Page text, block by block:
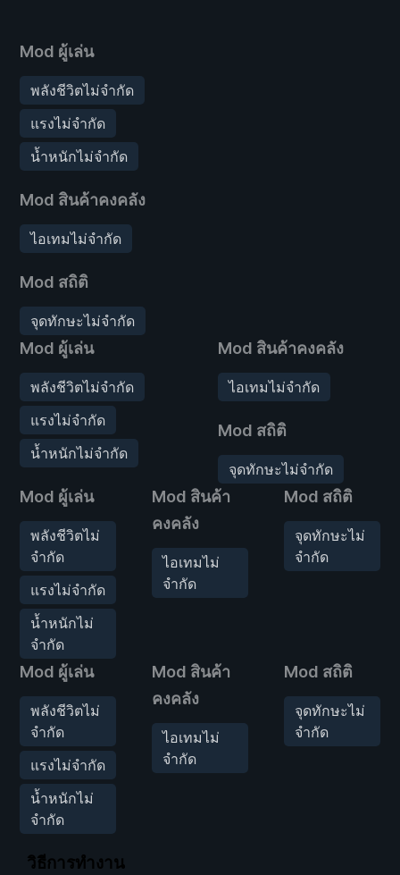
Mod ผู้เล่น
พลังชีวิตไม่จำกัด
แรงไม่จำกัด
น้ำหนักไม่จำกัด
Mod สินค้าคงคลัง
ไอเทมไม่จำกัด
Mod สถิติ
จุดทักษะไม่จำกัด
Mod ผู้เล่น
พลังชีวิตไม่จำกัด
แรงไม่จำกัด
น้ำหนักไม่จำกัด
Mod สินค้าคงคลัง
ไอเทมไม่จำกัด
Mod สถิติ
จุดทักษะไม่จำกัด
Mod ผู้เล่น
พลังชีวิตไม่
จำกัด
แรงไม่จำกัด
น้ำหนักไม่
จำกัด
Mod สินค้า
คงคลัง
ไอเทมไม่
จำกัด
Mod สถิติ
จุดทักษะไม่
จำกัด
Mod ผู้เล่น
พลังชีวิตไม่
จำกัด
แรงไม่จำกัด
น้ำหนักไม่
จำกัด
Mod สินค้า
คงคลัง
ไอเทมไม่
จำกัด
Mod สถิติ
จุดทักษะไม่
จำกัด
วิธีการทำงาน